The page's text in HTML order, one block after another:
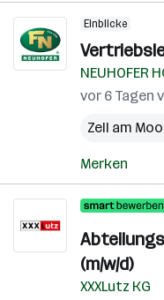
Einblicke
NEUHOFER
vor 6
Zell am
Merken
(m/w/d)
XXXLutz KG